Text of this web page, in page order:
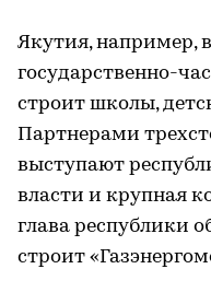
Якутия, например,
государственно-
строит школы,
Партнерами
выступают
власти и крупная
глава республики
строит